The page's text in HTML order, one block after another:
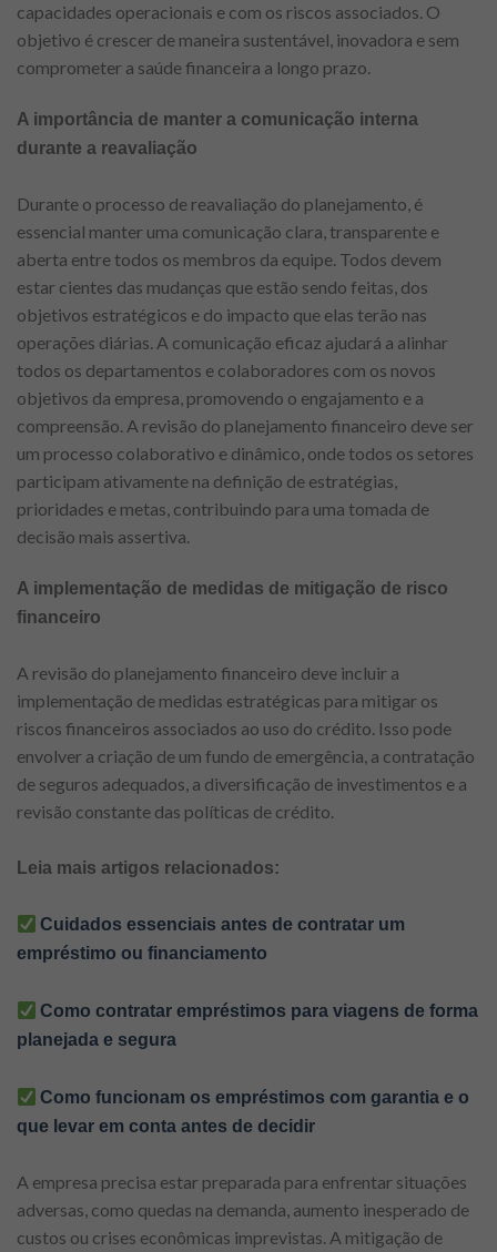
capacidades operacionais e com os riscos associados. O
objetivo é crescer de maneira sustentável, inovadora e sem
comprometer a saúde financeira a longo prazo.
A importância de manter a comunicação interna
durante a reavaliação
Durante o processo de reavaliação do planejamento, é
essencial manter uma comunicação clara, transparente e
aberta entre todos os membros da equipe. Todos devem
estar cientes das mudanças que estão sendo feitas, dos
objetivos estratégicos e do impacto que elas terão nas
operações diárias. A comunicação eficaz ajudará a alinhar
todos os departamentos e colaboradores com os novos
objetivos da empresa, promovendo o engajamento e a
compreensão. A revisão do planejamento financeiro deve ser
um processo colaborativo e dinâmico, onde todos os setores
participam ativamente na definição de estratégias,
prioridades e metas, contribuindo para uma tomada de
decisão mais assertiva.
A implementação de medidas de mitigação de risco
financeiro
A revisão do planejamento financeiro deve incluir a
implementação de medidas estratégicas para mitigar os
riscos financeiros associados ao uso do crédito. Isso pode
envolver a criação de um fundo de emergência, a contratação
de seguros adequados, a diversificação de investimentos e a
revisão constante das políticas de crédito.
Leia mais artigos relacionados:
Cuidados essenciais antes de contratar um
empréstimo ou financiamento
Como contratar empréstimos para viagens de forma
planejada e segura
Como funcionam os empréstimos com garantia e o
que levar em conta antes de decidir
A empresa precisa estar preparada para enfrentar situações
adversas, como quedas na demanda, aumento inesperado de
custos ou crises econômicas imprevistas. A mitigação de